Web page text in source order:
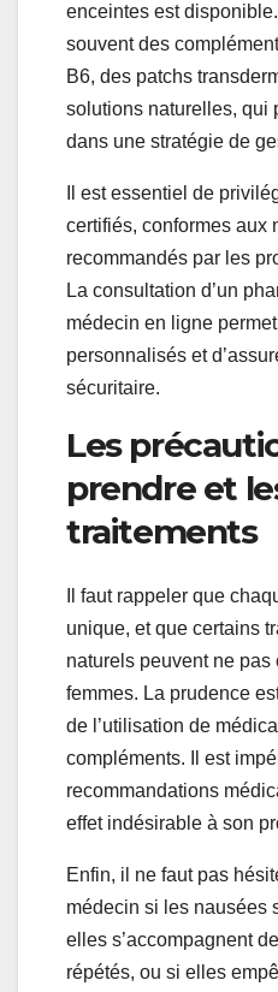
enceintes est
souvent des
B6, des patchs
solutions naturelles, qui
dans une stratégie de
Il est essentiel de
certifiés, conformes aux
recommandés par les
La consultation d’un
médecin en ligne
personnalisés et
sécuritaire.
Les
prendre et
traitements
Il faut rappeler que
unique, et que certains
naturels peuvent ne
femmes. La prudence
de l’utilisation de
compléments. Il est
recommandations
effet indésirable à son
Enfin, il ne faut pas
médecin si les nausées
elles s’accompagnent
répétés, ou si elles